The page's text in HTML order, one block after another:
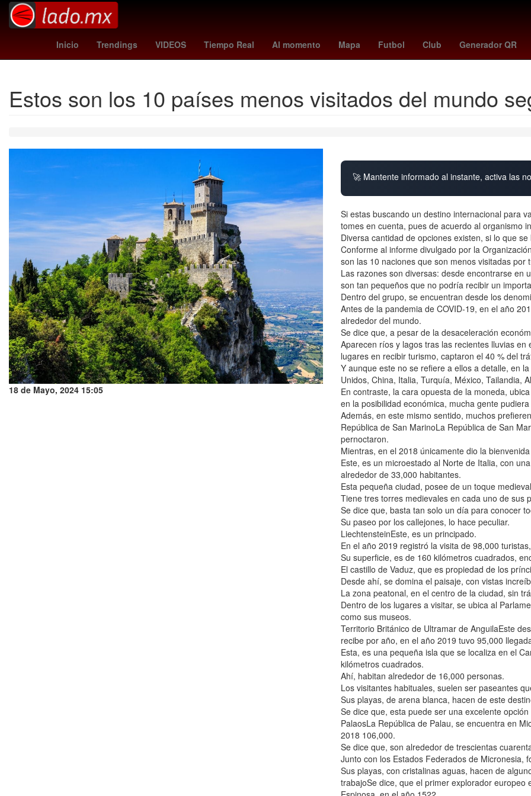
Inicio Trendings VIDEOS Tiempo Real Al momento Mapa Futbol Club Generador QR
ofertas julio regalado soriana Claudia Sheinbaum Pardo meteored cincinnati vs. pachuca charlotte fc vs. atlas mexico vs
Estos son los 10 países menos visitados del mundo
18 de Mayo, 2024 15:05
🚀 Mantente informado al instante, activa las
Si estas buscando un destino internacional para
tomes en cuenta, pues de acuerdo al organismo
Diversa cantidad de opciones existen, si lo que
Conforme al informe divulgado por la
son las 10 naciones que son menos visitadas por
Las razones son diversas: desde encontrarse en
son tan pequeños que no podría recibir un
Dentro del grupo, se encuentran desde los
Antes de la pandemia de COVID-19, en el año
alrededor del mundo.
Se dice que, a pesar de la desaceleración
Aparecen ríos y lagos tras las recientes lluvias
lugares en recibir turismo, captaron el 40 % del
Y aunque este no se refiere a ellos a detalle, en
Unidos, China, Italia, Turquía, México, Tailandia,
En contraste, la cara opuesta de la moneda,
en la posibilidad económica, mucha gente
Además, en este mismo sentido, muchos
República de San MarinoLa República de San
pernoctaron.
Mientras, en el 2018 únicamente dio la
Este, es un microestado al Norte de Italia, con
alrededor de 33,000 habitantes.
Esta pequeña ciudad, posee de un toque
Tiene tres torres medievales en cada uno de sus
Se dice que, basta tan solo un día para conocer
Su paseo por los callejones, lo hace peculiar.
LiechtensteinEste, es un principado.
En el año 2019 registró la visita de 98,000
Su superficie, es de 160 kilómetros cuadrados,
El castillo de Vaduz, que es propiedad de los
Desde ahí, se domina el paisaje, con vistas
La zona peatonal, en el centro de la ciudad, sin
Dentro de los lugares a visitar, se ubica al
como sus museos.
Territorio Británico de Ultramar de AnguilaEste
recibe por año, en el año 2019 tuvo 95,000
Esta, es una pequeña isla que se localiza en el
kilómetros cuadrados.
Ahí, habitan alrededor de 16,000 personas.
Los visitantes habituales, suelen ser paseantes
Sus playas, de arena blanca, hacen de este
Se dice que, esta puede ser una excelente
PalaosLa República de Palau, se encuentra en
2018 106,000.
Se dice que, son alrededor de trescientas
Junto con los Estados Federados de Micronesia,
Sus playas, con cristalinas aguas, hacen de
trabajoSe dice, que el primer explorador